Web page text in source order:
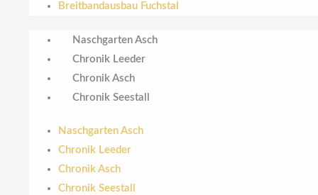
Breitbandausbau Fuchstal
Naschgarten Asch
Chronik Leeder
Chronik Asch
Chronik Seestall
Naschgarten Asch
Chronik Leeder
Chronik Asch
Chronik Seestall